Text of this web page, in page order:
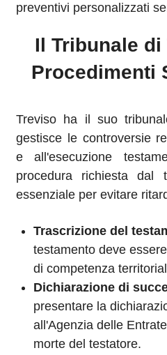
preventivi personalizzati
Il Tribunale di
Procedimenti
Treviso ha il suo
gestisce le controversie
e all'esecuzione
procedura richiesta dal
essenziale per evitare
Trascrizione del
testamento deve
di competenza
Dichiarazione di
presentare la
all'Agenzia delle
morte del testatore.